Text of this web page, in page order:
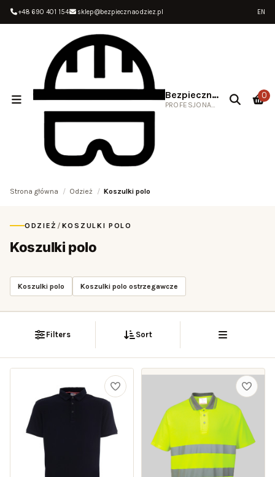
+48 690 401 154 sklep@bezpiecznaodziez.pl EN
Bezpieczna Odzież
PROFESJONALNA ODZIEŻ ROBOCZA
0
Strona główna Odzież Koszulki polo
ODZIEŻ / KOSZULKI POLO
Koszulki polo
Koszulki polo Koszulki polo ostrzegawcze
Filters Sort